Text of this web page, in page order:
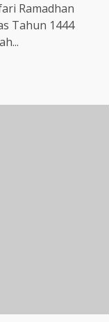
Ramadhan
Tahun 1444